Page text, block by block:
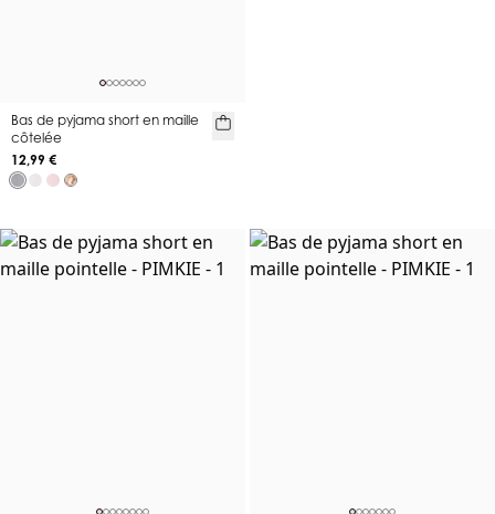
Bas de pyjama short en maille
côtelée
12,99 €